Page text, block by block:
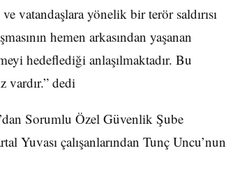
vatandaşlara yönelik bir terör saldırısı
hemen arkasından yaşanan
hedeflediği anlaşılmaktadır. Bu
vardır.” dedi
Sorumlu Özel Güvenlik Şube
Yuvası çalışanlarından Tunç Uncu’nun